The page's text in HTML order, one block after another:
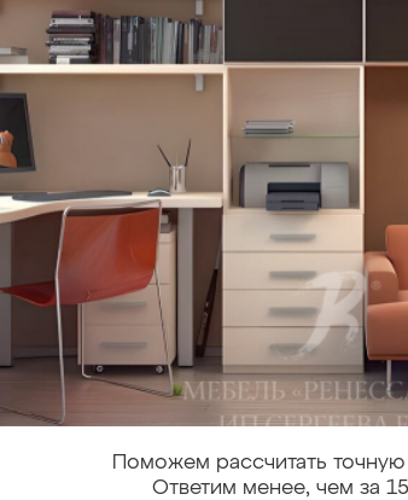
Поможем рассчитать точную
Ответим менее, чем за